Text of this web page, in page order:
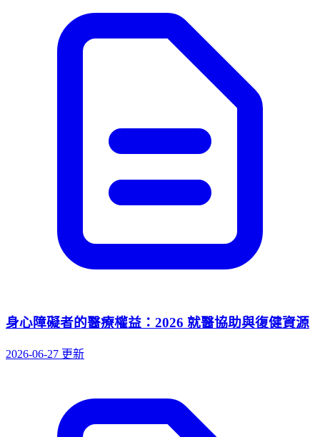
身心障礙者的醫療權益：2026 就醫協助與復健資源
2026-06-27 更新